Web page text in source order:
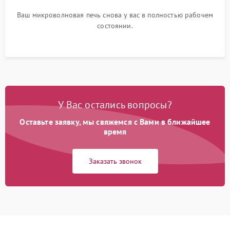
Ваш микроволновая печь снова у вас в полностью рабочем
состоянии.
У Вас остались вопросы?
Оставьте заявку, мы свяжемся с Вами в ближайшее
время
Заказать звонок